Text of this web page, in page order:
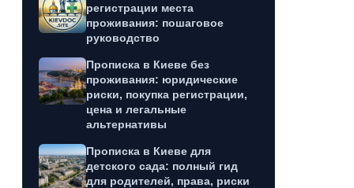
регистрации места
проживания: пошаговое
руководство
Прописка в Киеве без
проживания: юридические
риски, покупка регистрации,
цена и легальные
альтернативы
Прописка в Киеве для
детского сада: полный гид
для родителей, права, риски